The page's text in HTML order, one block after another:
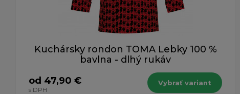
Kuchársky rondon TOMA Lebky 100 %
bavlna - dlhý rukáv
od 47,90 €
s DPH
Vybrať variant